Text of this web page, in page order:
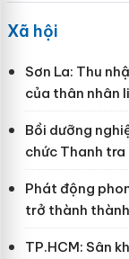
Xã hội
Sơn La: Thu
của thân nhân
Bồi dưỡng
chức Thanh tra
Phát động
trở thành
TP.HCM: Sân